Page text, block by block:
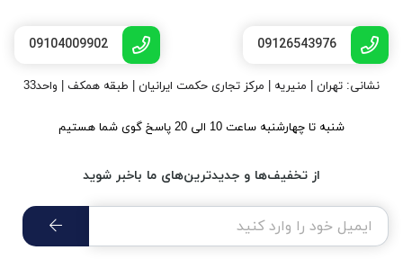
09126543976
09104009902
نشانی: تهران | منیریه | مرکز تجاری حکمت ایرانیان | طبقه همکف | واحد33
شنبه تا چهارشنبه ساعت 10 الی 20 پاسخ گوی شما هستیم
از تخفیف‌ها و جدیدترین‌های ما باخبر شوید